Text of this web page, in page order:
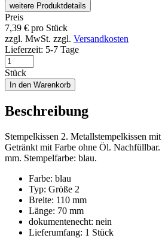
weitere Produktdetails
Preis
7,39 € pro Stück
zzgl. MwSt. zzgl. Versandkosten
Lieferzeit: 5-7 Tage
Stück
In den Warenkorb
Beschreibung
Stempelkissen 2. Metallstempelkissen
Getränkt mit Farbe ohne Öl.
mm. Stempelfarbe: blau.
Farbe: blau
Typ: Größe 2
Breite: 110 mm
Länge: 70 mm
dokumentenecht: nein
Lieferumfang: 1 Stück